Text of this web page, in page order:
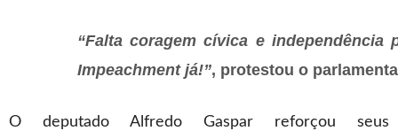
“Falta coragem cívica e independência
Impeachment já!”, protestou o
O deputado Alfredo Gaspar reforçou seus